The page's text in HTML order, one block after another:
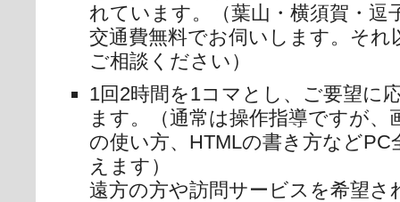
れています。（葉山・横須賀・逗
交通費無料でお伺いします。そ
ご相談ください）
1回2時間を1コマとし、ご要望に
ます。（通常は操作指導ですが、
の使い方、HTMLの書き方など
えます）
遠方の方や訪問サービスを希望さ